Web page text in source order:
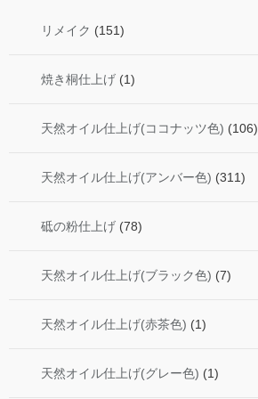
リメイク (151)
焼き桐仕上げ (1)
天然オイル仕上げ(ココナッツ色) (106)
天然オイル仕上げ(アンバー色) (311)
砥の粉仕上げ (78)
天然オイル仕上げ(ブラック色) (7)
天然オイル仕上げ(赤茶色) (1)
天然オイル仕上げ(グレー色) (1)